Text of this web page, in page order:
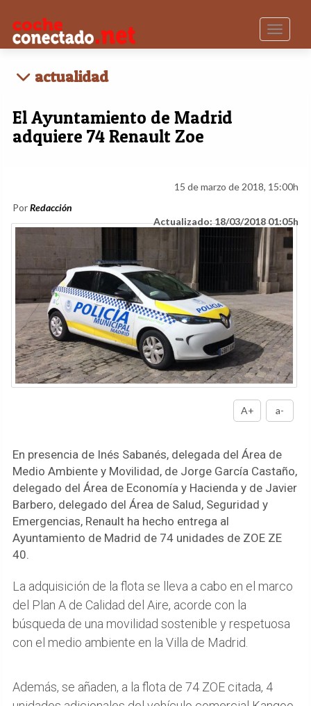
Toggle
actualidad
El Ayuntamiento de Madrid
adquiere 74 Renault Zoe
15 de marzo de 2018, 15:00h
PorRedacción
Actualizado: 18/03/2018 01:05h
A+ a-
En presencia de Inés Sabanés, delegada del Área de
Medio Ambiente y Movilidad, de Jorge García Castaño,
delegado del Área de Economía y Hacienda y de Javier
Barbero, delegado del Área de Salud, Seguridad y
Emergencias, Renault ha hecho entrega al
Ayuntamiento de Madrid de 74 unidades de ZOE ZE
40.
La adquisición de la flota se lleva a cabo en el marco
del Plan A de Calidad del Aire, acorde con la
búsqueda de una movilidad sostenible y respetuosa
con el medio ambiente en la Villa de Madrid.
Además, se añaden, a la flota de 74 ZOE citada, 4